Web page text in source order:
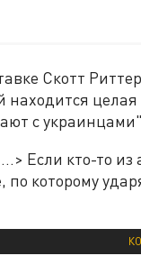
Скотт
находится целая
с
Если кто-то из
которому